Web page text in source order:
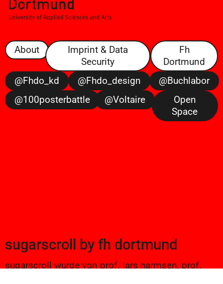
About
Imprint & Data
Security
Fh
Dortmund
@fhdo_kd
@fhdo_design
@buchlabor
@100posterbattle
@voltaire
Open
Space
sugarscroll by fh dortmund
sugarscroll wurde von prof. lars harmsen, prof.